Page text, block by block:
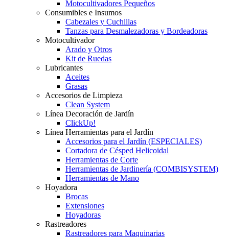
Motocultivadores Pequeños
Consumibles e Insumos
Cabezales y Cuchillas
Tanzas para Desmalezadoras y Bordeadoras
Motocultivador
Arado y Otros
Kit de Ruedas
Lubricantes
Aceites
Grasas
Accesorios de Limpieza
Clean System
Línea Decoración de Jardín
ClickUp!
Línea Herramientas para el Jardín
Accesorios para el Jardín (ESPECIALES)
Cortadora de Césped Helicoidal
Herramientas de Corte
Herramientas de Jardinería (COMBISYSTEM)
Herramientas de Mano
Hoyadora
Brocas
Extensiones
Hoyadoras
Rastreadores
Rastreadores para Maquinarias